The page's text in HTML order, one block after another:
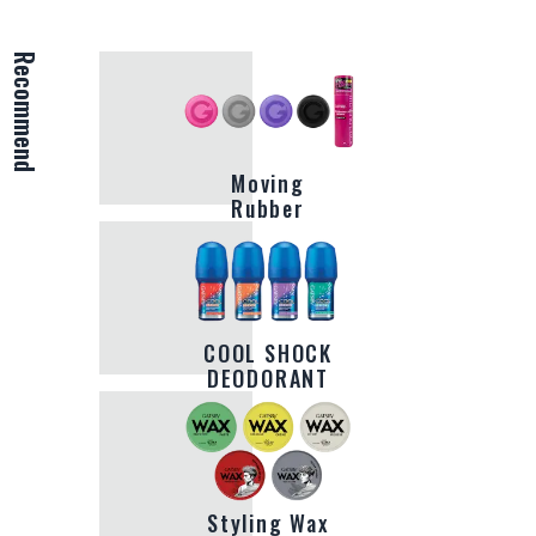
Recommend
Moving
Rubber
COOL SHOCK
DEODORANT
Styling Wax